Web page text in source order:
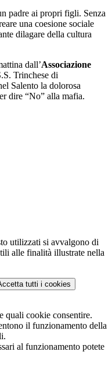
padre ai propri figli. Senza
una coesione sociale
dilagare della cultura
dall’Associazione
Trinchese di
Salento la dolorosa
dire “No” alla mafia.
utilizzati si avvalgono di
alle finalità illustrate nella
tutti i cookies
quali cookie consentire.
il funzionamento della
al funzionamento potete